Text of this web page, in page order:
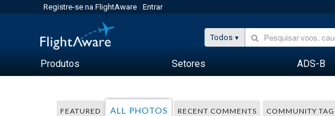
Registre-se na FlightAware Entrar
Todos
Produtos Setores ADS-B
FEATURED ALL PHOTOS RECENT COMMENTS COMMUNITY